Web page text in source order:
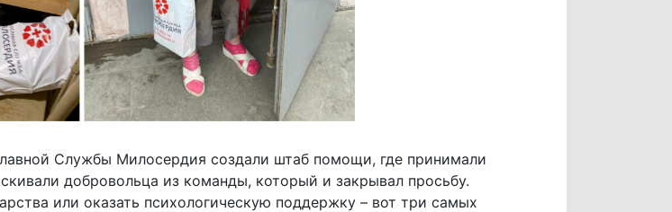
Службы Милосердия создали штаб помощи, где принимали
добровольца из команды, который и закрывал просьбу.
или оказать психологическую поддержку – вот три самых